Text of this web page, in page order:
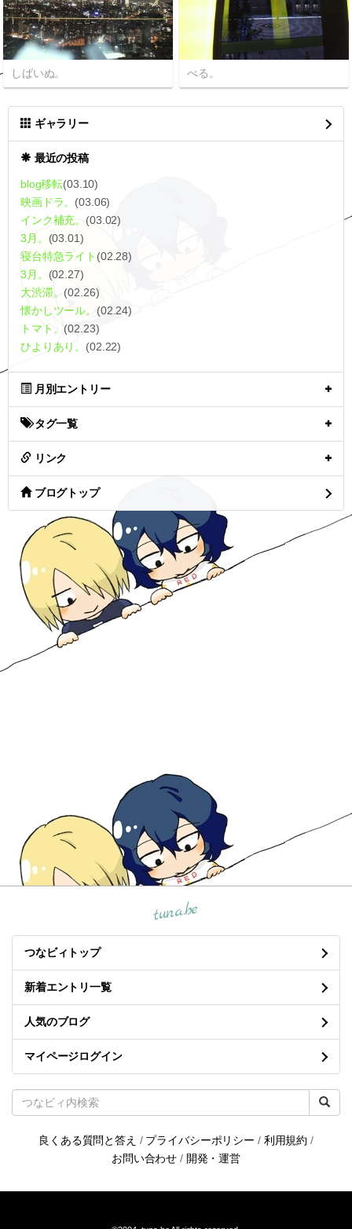
しばいぬ。 べる。
ギャラリー
最近の投稿
blog移転(03.10)
映画ドラ。 (03.06)
インク補充。(03.02)
3月。 (03.01)
寝台特急ライト (02.28)
3月。 (02.27)
大渋滞。(02.26)
懐かしツール。 (02.24)
トマト。 (02.23)
ひよりあり。 (02.22)
月別エントリー
タグ一覧
リンク
ブログトップ
tuna.be
つなビィトップ
新着エントリ一覧
人気のブログ
マイページログイン
良くある質問と答え / プライバシーポリシー / 利用規約 /
お問い合わせ / 開発・運営